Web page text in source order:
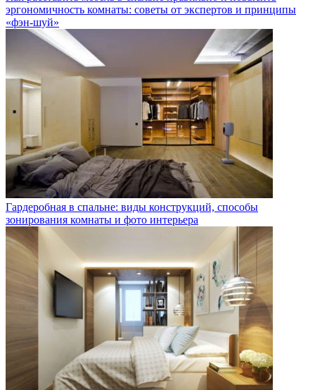
эргономичность комнаты: советы от экспертов и принципы
«фэн-шуй»
Гардеробная в спальне: виды конструкций, способы
зонирования комнаты и фото интерьера